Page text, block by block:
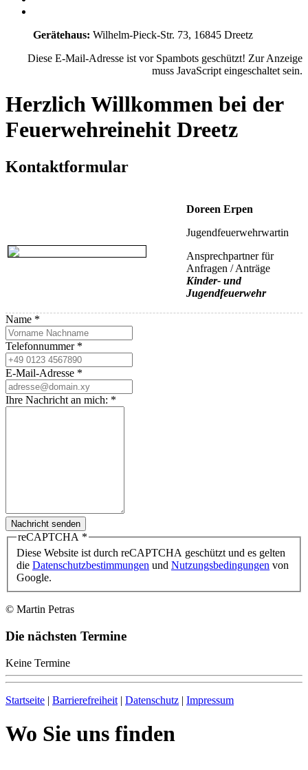
Gerätehaus: Wilhelm-Pieck-Str. 73, 16845 Dreetz
Diese E-Mail-Adresse ist vor Spambots geschützt! Zur Anzeige
muss JavaScript eingeschaltet sein.
Herzlich Willkommen bei der
Feuerwehreinehit Dreetz
Kontaktformular
Doreen Erpen
Jugendfeuerwehrwartin
Ansprechpartner für
Anfragen / Anträge
Kinder- und
Jugendfeuerwehr
Name *
Telefonnummer *
E-Mail-Adresse *
Ihre Nachricht an mich: *
Nachricht senden
reCAPTCHA *
Diese Website ist durch reCAPTCHA geschützt und es gelten
die Datenschutzbestimmungen und Nutzungsbedingungen von
Google.
© Martin Petras
Die nächsten Termine
Keine Termine
Startseite | Barrierefreiheit | Datenschutz | Impressum
Wo Sie uns finden